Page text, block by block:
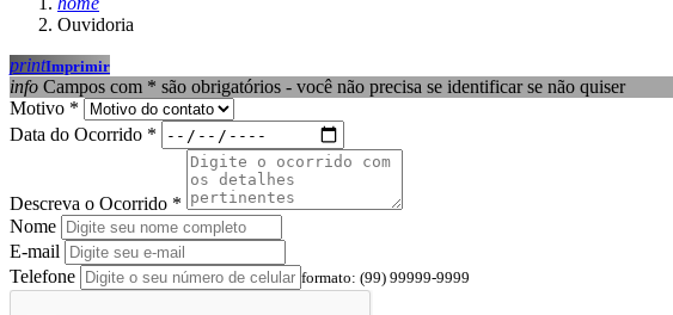
Ouvidoria
printImprimir
info Campos com * são obrigatórios - você não precisa se identificar se não quiser
Motivo *
Data do Ocorrido *
Descreva o Ocorrido *
Nome
E-mail
Telefone
formato: (99) 99999-9999